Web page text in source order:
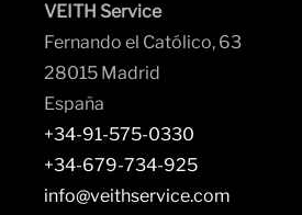
VEITH Service
Fernando el Católico, 63
28015 Madrid
España
+34-91-575-0330
+34-679-734-925
info@veithservice.com